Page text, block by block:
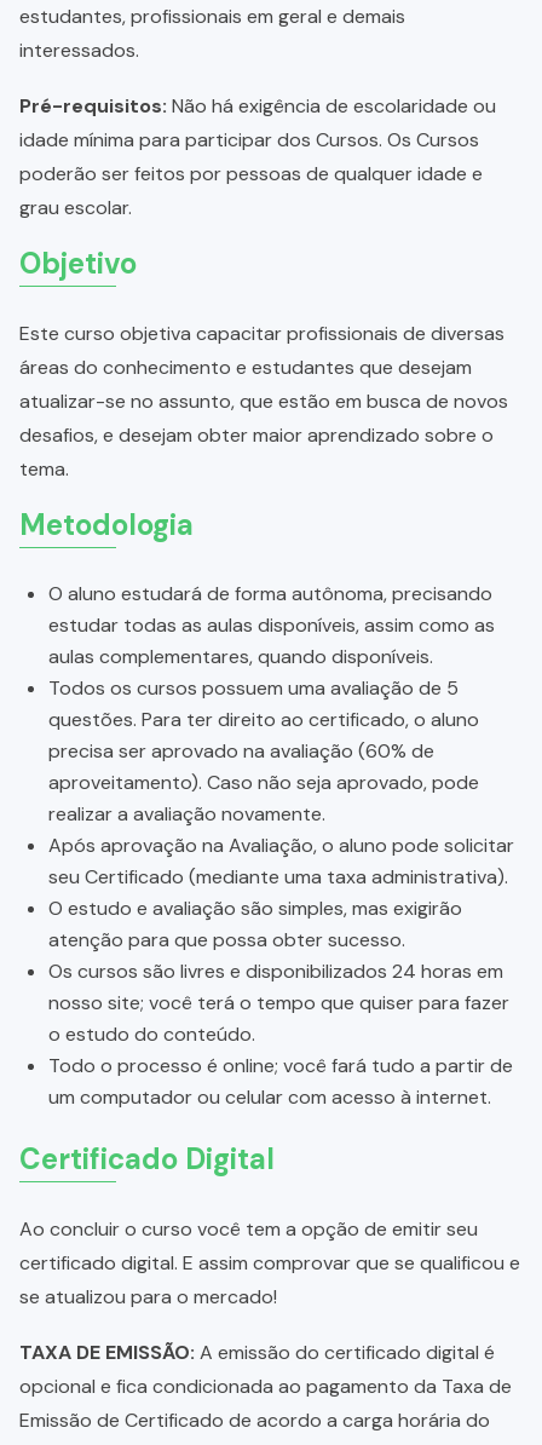
estudantes, profissionais em geral e demais
interessados.
Pré-requisitos: Não há exigência de escolaridade ou
idade mínima para participar dos Cursos. Os Cursos
poderão ser feitos por pessoas de qualquer idade e
grau escolar.
Objetivo
Este curso objetiva capacitar profissionais de diversas
áreas do conhecimento e estudantes que desejam
atualizar-se no assunto, que estão em busca de novos
desafios, e desejam obter maior aprendizado sobre o
tema.
Metodologia
O aluno estudará de forma autônoma, precisando
estudar todas as aulas disponíveis, assim como as
aulas complementares, quando disponíveis.
Todos os cursos possuem uma avaliação de 5
questões. Para ter direito ao certificado, o aluno
precisa ser aprovado na avaliação (60% de
aproveitamento). Caso não seja aprovado, pode
realizar a avaliação novamente.
Após aprovação na Avaliação, o aluno pode solicitar
seu Certificado (mediante uma taxa administrativa).
O estudo e avaliação são simples, mas exigirão
atenção para que possa obter sucesso.
Os cursos são livres e disponibilizados 24 horas em
nosso site; você terá o tempo que quiser para fazer
o estudo do conteúdo.
Todo o processo é online; você fará tudo a partir de
um computador ou celular com acesso à internet.
Certificado Digital
Ao concluir o curso você tem a opção de emitir seu
certificado digital. E assim comprovar que se qualificou e
se atualizou para o mercado!
TAXA DE EMISSÃO: A emissão do certificado digital é
opcional e fica condicionada ao pagamento da Taxa de
Emissão de Certificado de acordo a carga horária do